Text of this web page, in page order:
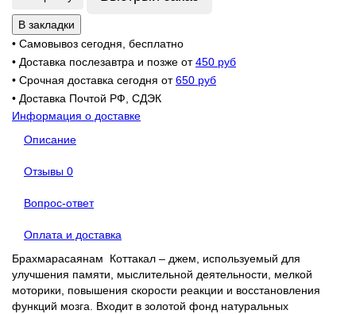
В закладки
• Самовывоз сегодня, бесплатно
• Доставка послезавтра и позже от450 руб
• Срочная доставка сегодня от650 руб
• Доставка Почтой РФ, СДЭК
Информация о доставке
Описание
Отзывы 0
Вопрос-ответ
Оплата и доставка
Брахмарасаянам Коттакал – джем, используемый для
улучшения памяти, мыслительной деятельности, мелкой
моторики, повышения скорости реакции и восстановления
функций мозга. Входит в золотой фонд натуральных